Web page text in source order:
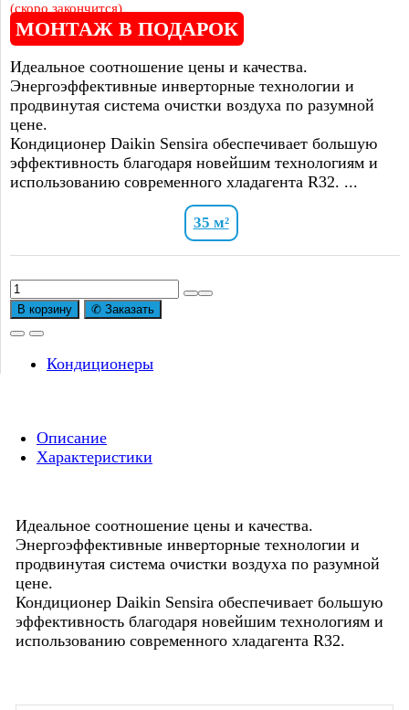
(скоро закончится)
МОНТАЖ В ПОДАРОК
Идеальное соотношение цены и качества.
Энергоэффективные инверторные технологии и
продвинутая система очистки воздуха по разумной
цене.
Кондиционер Daikin Sensira обеспечивает большую
эффективность благодаря новейшим технологиям и
использованию современного хладагента R32. ...
35 м²
Количество
товара
Daikin
FTXF35E/RXF35E
Inverter
В корзину ✆ Заказать
Кондиционеры
Описание
Характеристики
Идеальное соотношение цены и качества.
Энергоэффективные инверторные технологии и
продвинутая система очистки воздуха по разумной
цене.
Кондиционер Daikin Sensira обеспечивает большую
эффективность благодаря новейшим технологиям и
использованию современного хладагента R32.